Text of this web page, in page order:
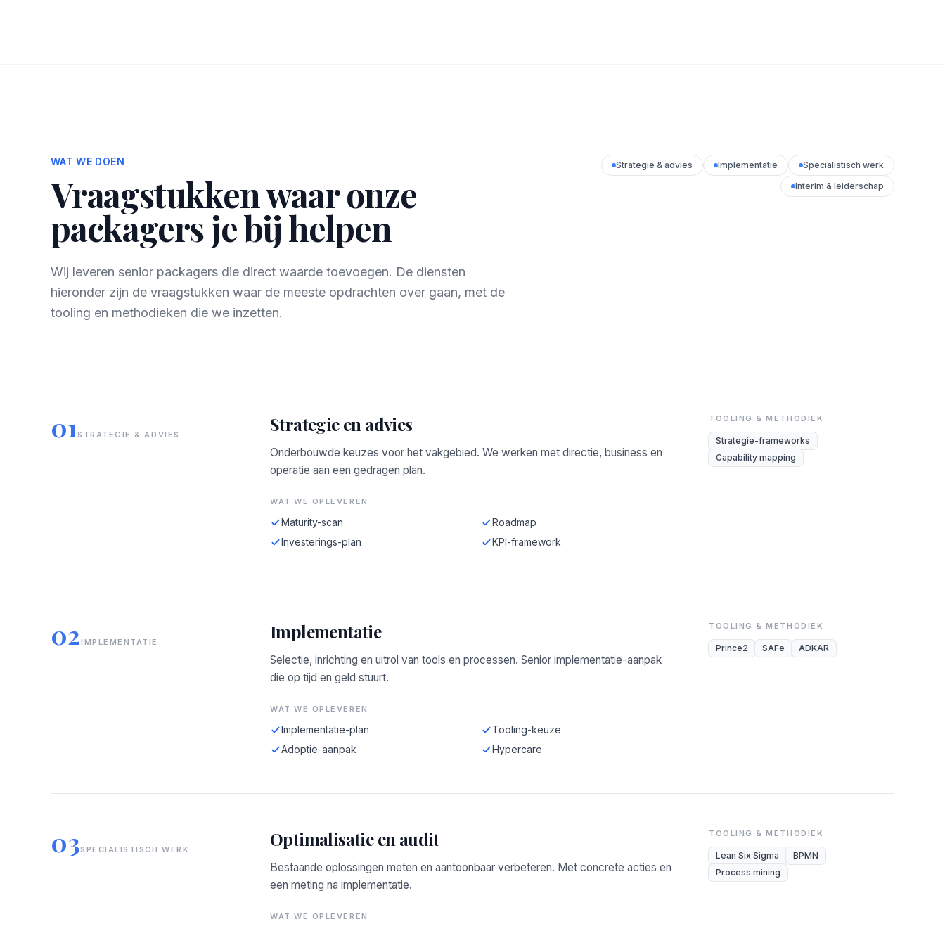
WAT WE DOEN
Vraagstukken waar onze
packagers je bij helpen
Wij leveren senior packagers die direct waarde toevoegen. De diensten
hieronder zijn de vraagstukken waar de meeste opdrachten over gaan, met de
tooling en methodieken die we inzetten.
Strategie & advies Implementatie
Specialistisch werk
Interim & leiderschap
01 STRATEGIE & ADVIES Strategie en advies
Onderbouwde keuzes voor het vakgebied. We werken met directie, business en
operatie aan een gedragen plan.
WAT WE OPLEVEREN
Maturity-scan
Roadmap
Investerings-plan
KPI-framework
TOOLING & METHODIEK
Strategie-frameworks
Capability mapping
02IMPLEMENTATIE Implementatie
Selectie, inrichting en uitrol van tools en processen. Senior implementatie-aanpak
die op tijd en geld stuurt.
WAT WE OPLEVEREN
Implementatie-plan
Tooling-keuze
Adoptie-aanpak
Hypercare
TOOLING & METHODIEK
Prince2 SAFe ADKAR
03SPECIALISTISCH WERK Optimalisatie en audit
Bestaande oplossingen meten en aantoonbaar verbeteren. Met concrete acties en
een meting na implementatie.
WAT WE OPLEVEREN
TOOLING & METHODIEK
Lean Six Sigma
BPMN
Process mining